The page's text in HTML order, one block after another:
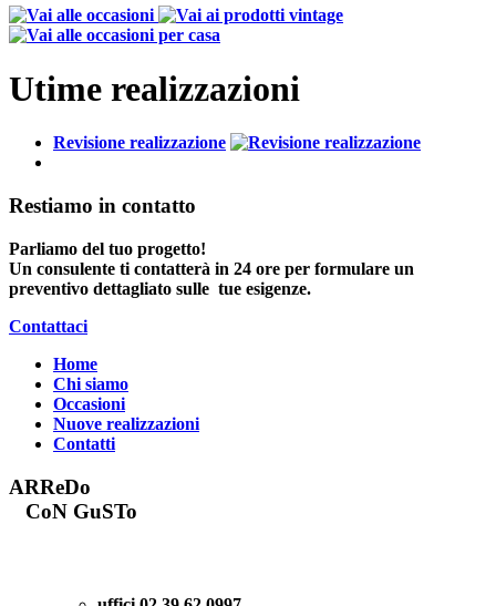
Utime realizzazioni
Revisione realizzazione
Restiamo in contatto
Parliamo del tuo progetto!
Un consulente ti contatterà in 24 ore per formulare un
preventivo dettagliato sulle tue esigenze.
Contattaci
Home
Chi siamo
Occasioni
Nuove realizzazioni
Contatti
ARReDo
CoN GuSTo